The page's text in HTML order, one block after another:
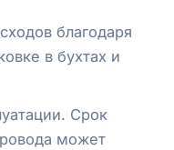
благодаря
в бухтах и
Срок
может